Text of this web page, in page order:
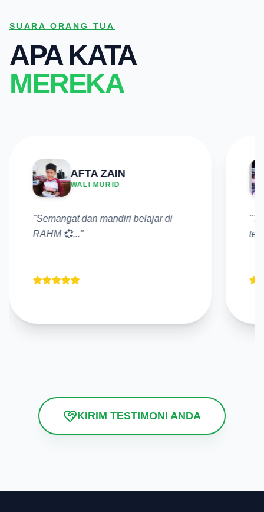
SUARA ORANG TUA
APA KATA
MEREKA
AFTA ZAIN
WALI MURID
"Semangat dan mandiri belajar di
RAHM 💞..."
KIRIM TESTIMONI ANDA